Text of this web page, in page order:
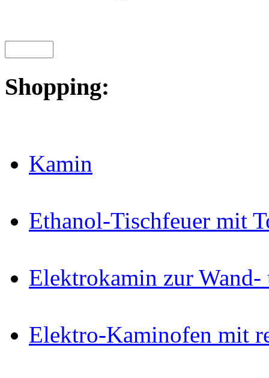
Shopping:
Kamin
Ethanol-Tischfeuer mit
Elektrokamin zur Wand-
Elektro-Kaminofen mit